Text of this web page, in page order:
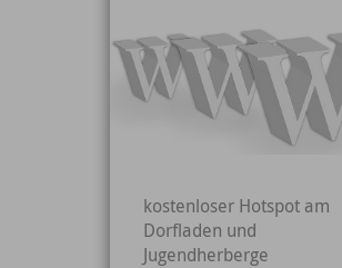
kostenloser Hotspot am
Dorfladen und
Jugendherberge